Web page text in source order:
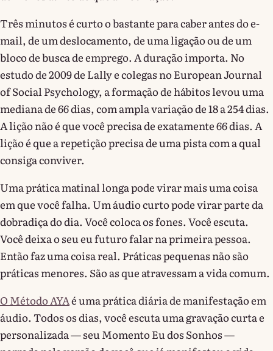
Três minutos é curto o bastante para caber antes do e-
mail, de um deslocamento, de uma ligação ou de um
bloco de busca de emprego. A duração importa. No
estudo de 2009 de Lally e colegas no European Journal
of Social Psychology, a formação de hábitos levou uma
mediana de 66 dias, com ampla variação de 18 a 254 dias.
A lição não é que você precisa de exatamente 66 dias. A
lição é que a repetição precisa de uma pista com a qual
consiga conviver.
Uma prática matinal longa pode virar mais uma coisa
em que você falha. Um áudio curto pode virar parte da
dobradiça do dia. Você coloca os fones. Você escuta.
Você deixa o seu eu futuro falar na primeira pessoa.
Então faz uma coisa real. Práticas pequenas não são
práticas menores. São as que atravessam a vida comum.
O Método AYAé uma prática diária de manifestação em
áudio. Todos os dias, você escuta uma gravação curta e
personalizada — seu Momento Eu dos Sonhos —